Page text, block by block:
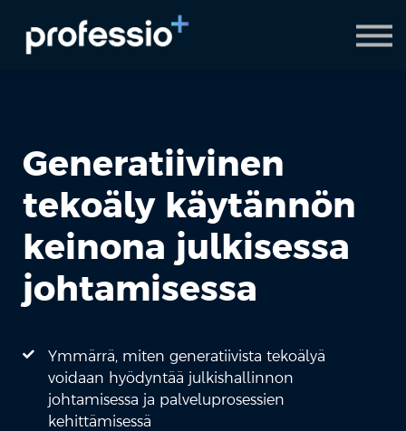
AI Coach
Pyydä demo
Generatiivinen
tekoäly käytännön
keinona julkisessa
johtamisessa
Ymmärrä, miten generatiivista tekoälyä
voidaan hyödyntää julkishallinnon
johtamisessa ja palveluprosessien
kehittämisessä